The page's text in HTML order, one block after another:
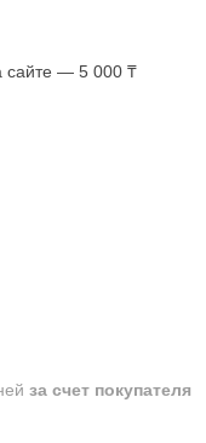
сайте — 5 000 ₸
за счет покупателя